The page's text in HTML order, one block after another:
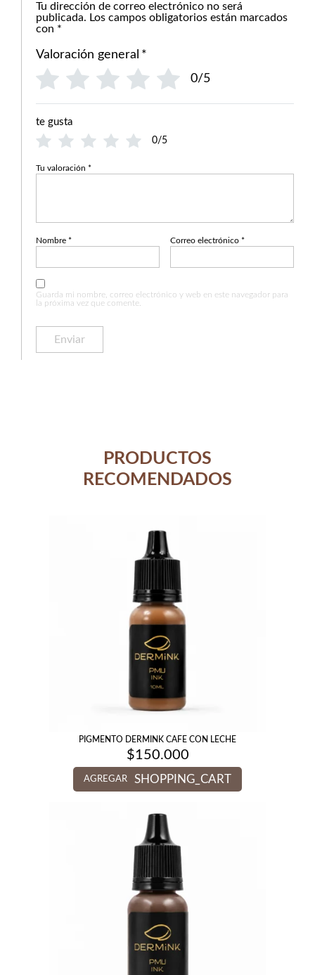
Tu dirección de correo electrónico no será
publicada. Los campos obligatorios están marcados
con *
Valoración general *
0/5
te gusta
0/5
Tu valoración *
Nombre * Correo electrónico *
Guarda mi nombre, correo electrónico y web en este navegador para
la próxima vez que comente.
PRODUCTOS
RECOMENDADOS
PIGMENTO DERMINK CAFE CON LECHE
$150.000
AGREGAR SHOPPING_CART